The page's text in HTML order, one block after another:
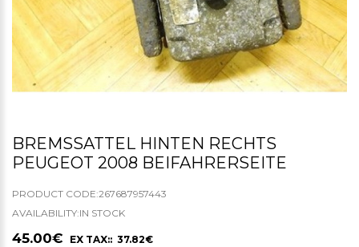
BREMSSATTEL HINTEN RECHTS
PEUGEOT 2008 BEIFAHRERSEITE
PRODUCT CODE:267687957443
AVAILABILITY:IN STOCK
45.00€ EX TAX:: 37.82€